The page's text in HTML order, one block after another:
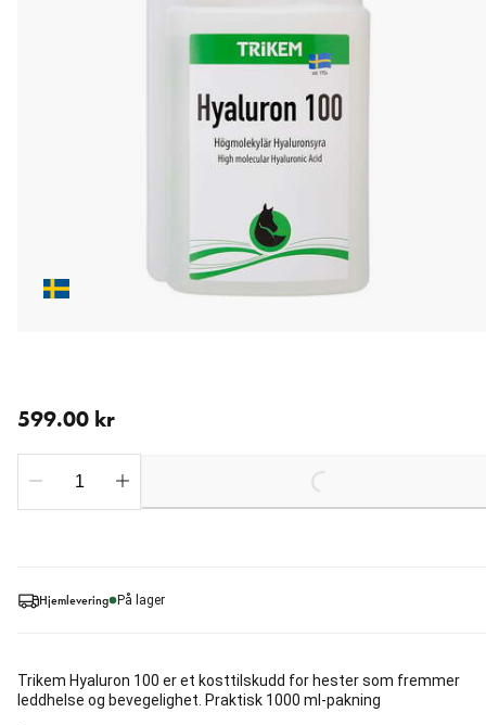
Hjemlevering På lager
Trikem Hyaluron 100 er et kosttilskudd for hester som fremmer
leddhelse og bevegelighet. Praktisk 1000 ml-pakning
599.00 kr
Loading...